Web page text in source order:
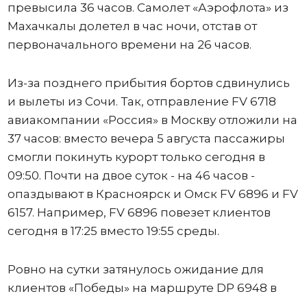
превысила 36 часов. Самолет «Аэрофлота» из
Махачкалы долетел в час ночи, отстав от
первоначального времени на 26 часов.
Из-за позднего прибытия бортов сдвинулись
и вылеты из Сочи. Так, отправление FV 6718
авиакомпании «Россия» в Москву отложили на
37 часов: вместо вечера 5 августа пассажиры
смогли покинуть курорт только сегодня в
09:50. Почти на двое суток - на 46 часов -
опаздывают в Красноярск и Омск FV 6896 и FV
6157. Например, FV 6896 повезет клиентов
сегодня в 17:25 вместо 19:55 среды.
Ровно на сутки затянулось ожидание для
клиентов «Победы» на маршруте DP 6948 в